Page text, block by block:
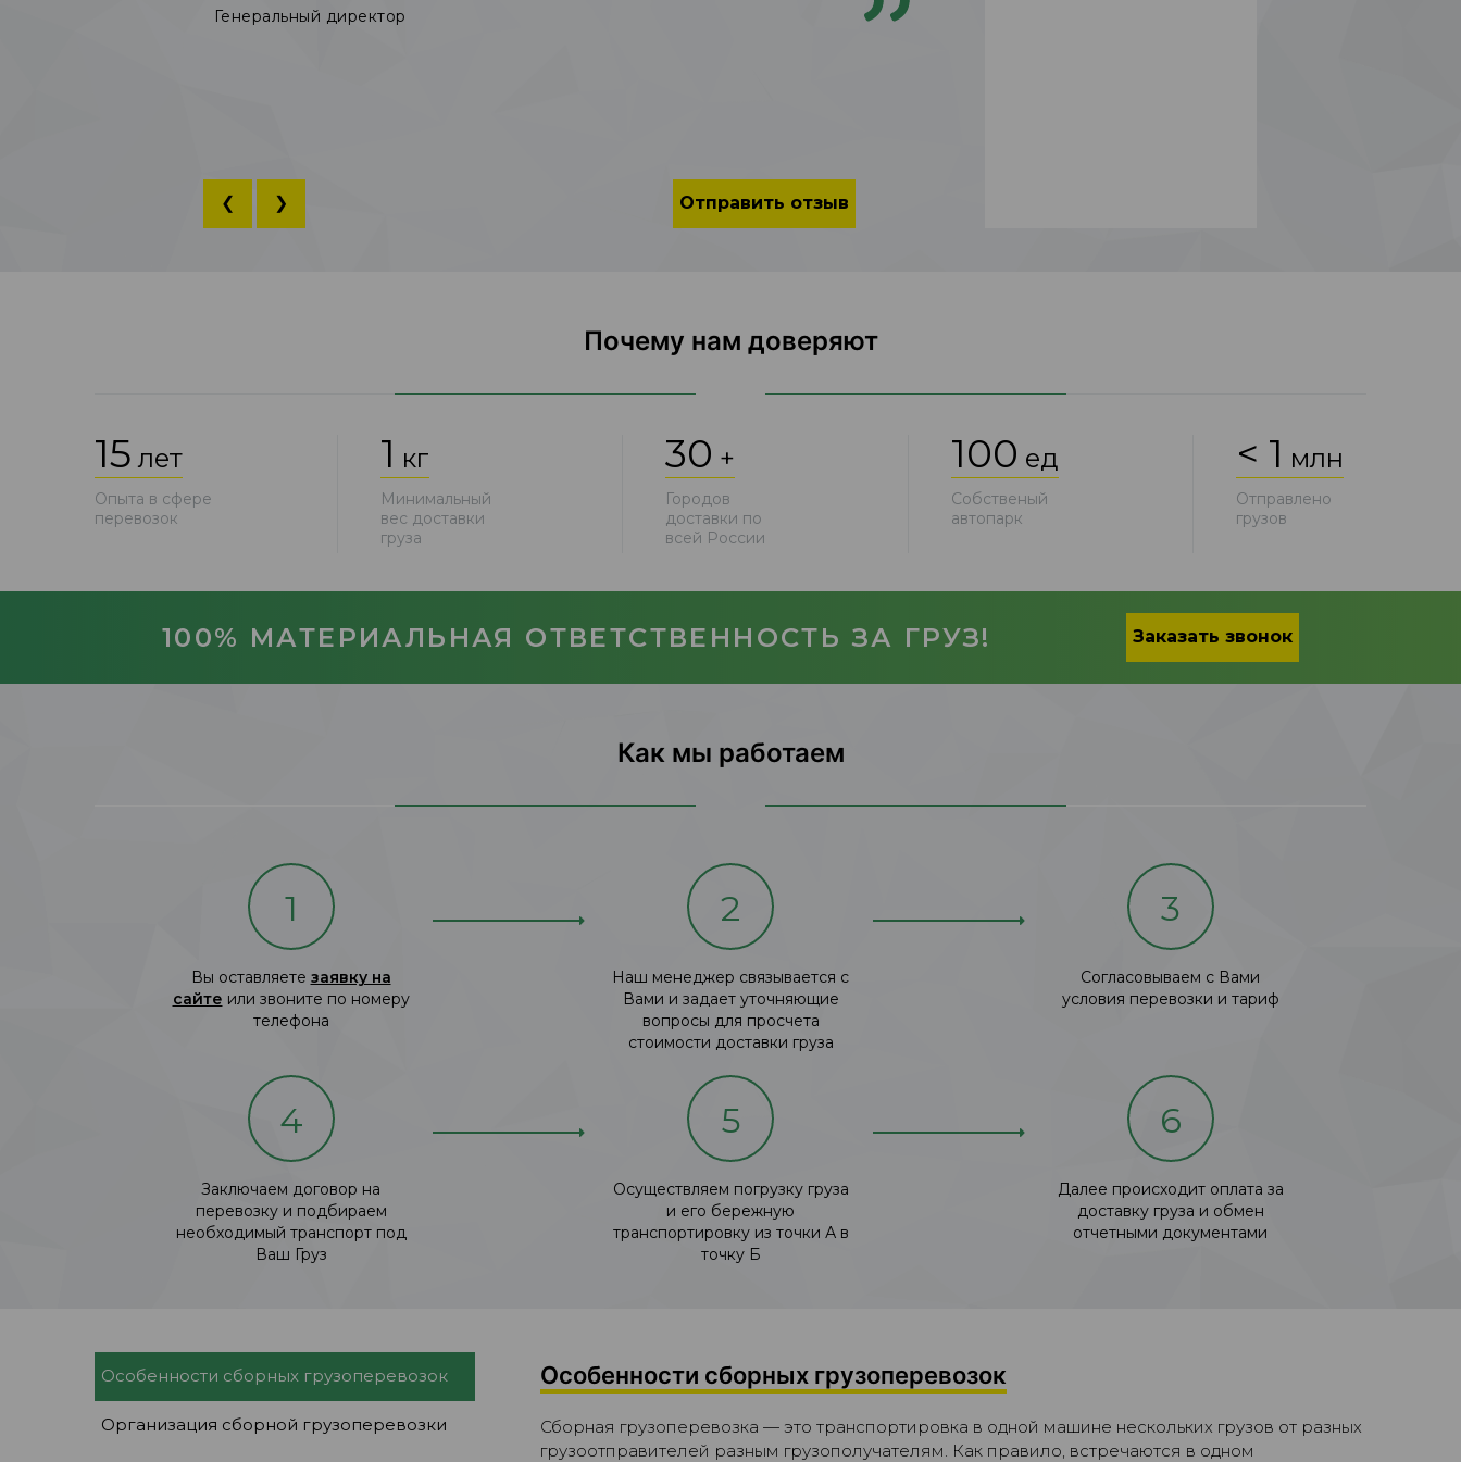
Генеральный директор
❮ ❯ Отправить отзыв
Почему нам доверяют
15 лет
Опыта в сфере
перевозок
1 кг
Минимальный
вес доставки
груза
30 +
Городов
доставки по
всей России
100 ед
Собственый
автопарк
< 1 млн
Отправлено
грузов
100% МАТЕРИАЛЬНАЯ ОТВЕТСТВЕННОСТЬ ЗА ГРУЗ! Заказать звонок
Как мы работаем
1
Вы оставляете заявку на
сайте или звоните по номеру
телефона
2
Наш менеджер связывается с
Вами и задает уточняющие
вопросы для просчета
стоимости доставки груза
3
Согласовываем с Вами
условия перевозки и тариф
4
Заключаем договор на
перевозку и подбираем
необходимый транспорт под
Ваш Груз
5
Осуществляем погрузку груза
и его бережную
транспортировку из точки А в
точку Б
6
Далее происходит оплата за
доставку груза и обмен
отчетными документами
Особенности сборных грузоперевозок
Организация сборной грузоперевозки
Особенности сборных грузоперевозок
Сборная грузоперевозка — это транспортировка в одной машине нескольких грузов от разных
грузоотправителей разным грузополучателям. Как правило, встречаются в одном